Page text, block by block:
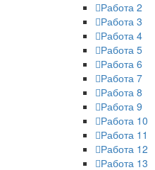
Работа 2
Работа 3
Работа 4
Работа 5
Работа 6
Работа 7
Работа 8
Работа 9
Работа 10
Работа 11
Работа 12
Работа 13